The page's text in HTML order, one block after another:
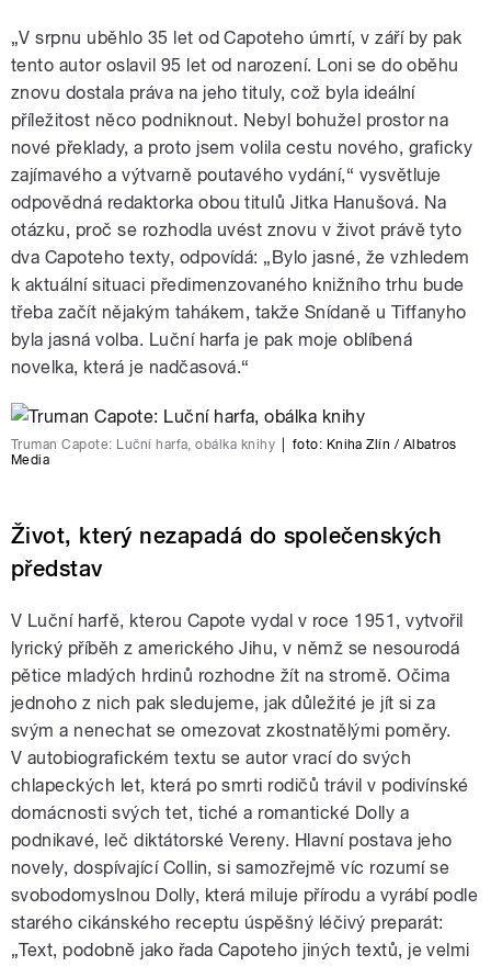
„V srpnu uběhlo 35 let od Capoteho úmrtí, v září by pak
tento autor oslavil 95 let od narození. Loni se do oběhu
znovu dostala práva na jeho tituly, což byla ideální
příležitost něco podniknout. Nebyl bohužel prostor na
nové překlady, a proto jsem volila cestu nového, graficky
zajímavého a výtvarně poutavého vydání,“ vysvětluje
odpovědná redaktorka obou titulů Jitka Hanušová. Na
otázku, proč se rozhodla uvést znovu v život právě tyto
dva Capoteho texty, odpovídá: „Bylo jasné, že vzhledem
k aktuální situaci předimenzovaného knižního trhu bude
třeba začít nějakým tahákem, takže Snídaně u Tiffanyho
byla jasná volba. Luční harfa je pak moje oblíbená
novelka, která je nadčasová.“
Truman Capote: Luční harfa, obálka knihy foto: Kniha Zlín / Albatros
Media
Život, který nezapadá do společenských
představ
V Luční harfě, kterou Capote vydal v roce 1951, vytvořil
lyrický příběh z amerického Jihu, v němž se nesourodá
pětice mladých hrdinů rozhodne žít na stromě. Očima
jednoho z nich pak sledujeme, jak důležité je jít si za
svým a nenechat se omezovat zkostnatělými poměry.
V autobiografickém textu se autor vrací do svých
chlapeckých let, která po smrti rodičů trávil v podivínské
domácnosti svých tet, tiché a romantické Dolly a
podnikavé, leč diktátorské Vereny. Hlavní postava jeho
novely, dospívající Collin, si samozřejmě víc rozumí se
svobodomyslnou Dolly, která miluje přírodu a vyrábí podle
starého cikánského receptu úspěšný léčivý preparát:
„Text, podobně jako řada Capoteho jiných textů, je velmi